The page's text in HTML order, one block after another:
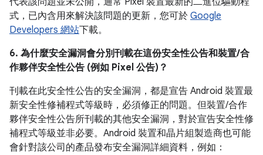
式，已內含用來解決該問題的更新，您可於 Google
Developers 網站下載。
6. 為什麼安全漏洞會分別刊載在這份安全性公告和裝置/合
作夥伴安全性公告 (例如 Pixel 公告)？
刊載在此安全性公告的安全漏洞，都是宣告 Android 裝置最
新安全性修補程式等級時，必須修正的問題。但裝置/合作
夥伴安全性公告所刊載的其他安全漏洞，對於宣告安全性修
補程式等級並非必要。Android 裝置和晶片組製造商也可能
會針對該公司的產品發布安全漏洞詳細資料，例如：